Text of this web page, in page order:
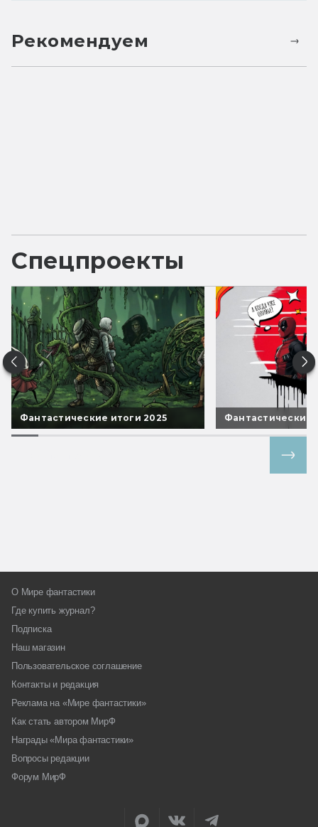
Рекомендуем
Спецпроекты
Фантастические итоги 2025 Фантастические
О Мире фантастики
Где купить журнал?
Подписка
Наш магазин
Пользовательское соглашение
Контакты и редакция
Реклама на «Мире фантастики»
Как стать автором МирФ
Награды «Мира фантастики»
Вопросы редакции
Форум МирФ